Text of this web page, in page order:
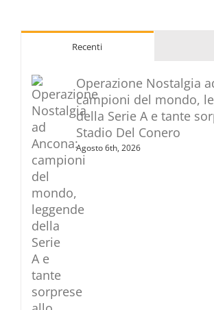
Recenti
Operazione Nostalgia
campioni del mondo,
della Serie A e tante
Stadio Del Conero
Agosto 6th, 2026